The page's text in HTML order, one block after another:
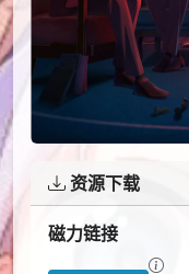
资源下载
磁力链接